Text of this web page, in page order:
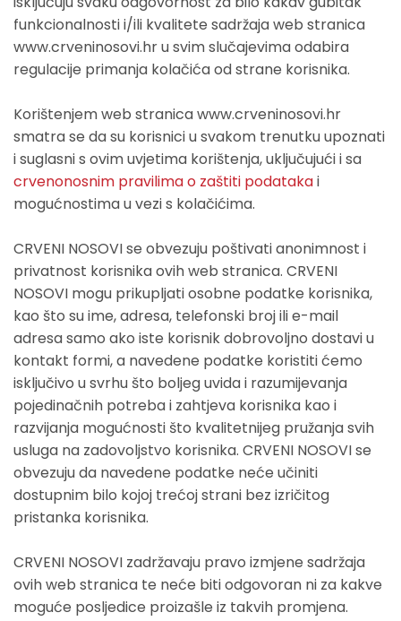
funkcionalnosti i/ili kvalitete sadržaja web stranica
www.crveninosovi.hr u svim slučajevima odabira
regulacije primanja kolačića od strane korisnika.
Korištenjem web stranica www.crveninosovi.hr
smatra se da su korisnici u svakom trenutku upoznati
i suglasni s ovim uvjetima korištenja, uključujući i sa
crvenonosnim pravilima o zaštiti podatakai
mogućnostima u vezi s kolačićima.
CRVENI NOSOVI se obvezuju poštivati anonimnost i
privatnost korisnika ovih web stranica. CRVENI
NOSOVI mogu prikupljati osobne podatke korisnika,
kao što su ime, adresa, telefonski broj ili e-mail
adresa samo ako iste korisnik dobrovoljno dostavi u
kontakt formi, a navedene podatke koristiti ćemo
isključivo u svrhu što boljeg uvida i razumijevanja
pojedinačnih potreba i zahtjeva korisnika kao i
razvijanja mogućnosti što kvalitetnijeg pružanja svih
usluga na zadovoljstvo korisnika. CRVENI NOSOVI se
obvezuju da navedene podatke neće učiniti
dostupnim bilo kojoj trećoj strani bez izričitog
pristanka korisnika.
CRVENI NOSOVI zadržavaju pravo izmjene sadržaja
ovih web stranica te neće biti odgovoran ni za kakve
moguće posljedice proizašle iz takvih promjena.